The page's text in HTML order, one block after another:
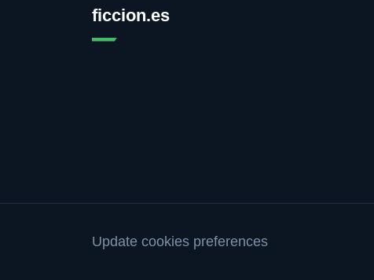
ficcion.es
Update cookies preferences